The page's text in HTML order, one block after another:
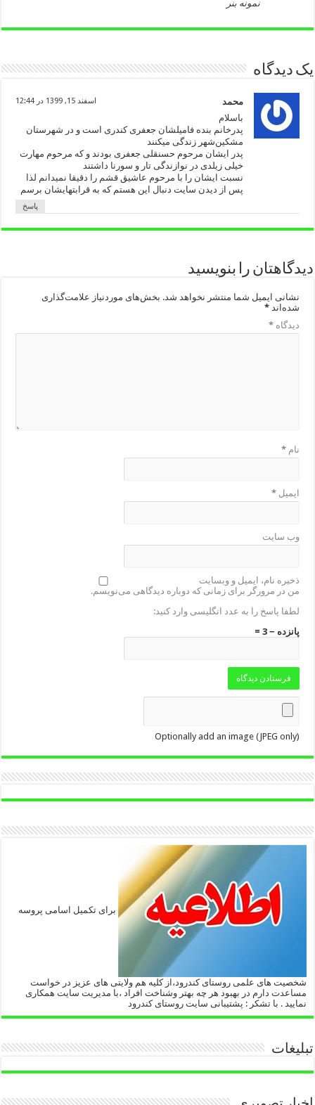
نمونه بنر
یک دیدگاه
محمد اسفند 15, 1399 در 12:44
باسلام
پدرخانم بنده فامیلشان جعفری کندری است و در شهرستان
مشکین‌شهر زندگی میکنند
پدر ایشان مرحوم حسنقلی جعفری بودند و که مرحوم مهارت
خیلی زیلدی در نوازندگی تار و سورنا داشتند
نسبت ایشان را با مرحوم عاشیق قشم را دقیقا نمیدانم لذا
پس از دیدن سایت دنبال این هستم که به قرابتهایشان برسم
پاسخ
دیدگاهتان را بنویسید
نشانی ایمیل شما منتشر نخواهد شد. بخش‌های موردنیاز علامت‌گذاری
شده‌اند*
دیدگاه*
نام*
ایمیل*
وب‌ سایت
ذخیره نام، ایمیل و وبسایت
من در مرورگر برای زمانی که دوباره دیدگاهی می‌نویسم.
لطفا پاسخ را به عدد انگلیسی وارد کنید:
پانزده − 3 =
Optionally add an image (JPEG only)
برای تکمیل اسامی پروسه
شخصیت های علمی روستای کندرود،از کلیه هم ولایتی های عزیز در خواست
مساعدت دارم در بهبود هر چه بهتر وشناخت افراد ،با مدیریت سایت همکاری
نمایید . با تشکر : پشتیبانی سایت روستای کندرود
تبلیغات